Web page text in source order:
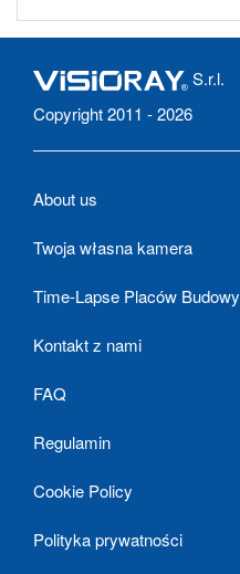
S.r.l.
Copyright 2011 - 2026
About us
Twoja własna kamera
Time-Lapse Placów Budowy
Kontakt z nami
FAQ
Regulamin
Cookie Policy
Polityka prywatności